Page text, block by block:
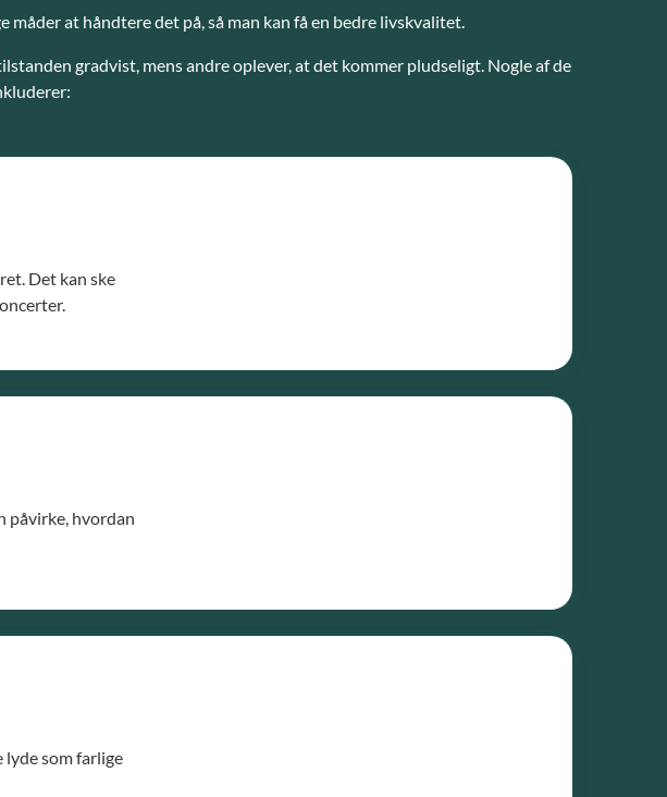
at håndtere det på, så man kan få en bedre livskvalitet.
gradvist, mens andre oplever, at det kommer pludseligt. Nogle af de
Det kan ske
påvirke, hvordan
lyde som farlige